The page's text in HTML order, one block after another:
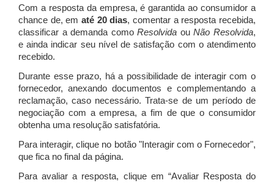
Com a resposta da empresa, é garantida ao consumidor a
chance de, em até 20 dias, comentar a resposta recebida,
classificar a demanda comoResolvida ouNão Resolvida,
e ainda indicar seu nível de satisfação com o atendimento
recebido.
Durante esse prazo, há a possibilidade de interagir com o
fornecedor, anexando documentos e complementando a
reclamação, caso necessário.Trata-se de um período de
negociação com a empresa, a fim de que o consumidor
obtenha uma resolução satisfatória.
Para interagir, clique no botão "Interagir com o Fornecedor",
que fica no final da página.
Para avaliar a resposta, clique em “Avaliar Resposta do